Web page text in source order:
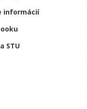
informácií
STU